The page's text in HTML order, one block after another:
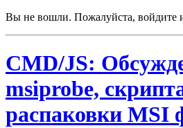
Вы не вошли. Пожалуйста, войдите
CMD/JS:
msiprobe,
распаковки MSI